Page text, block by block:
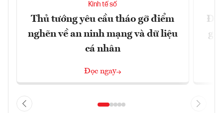
Kinh tế số
Thủ tướng yêu cầu tháo gỡ điểm
nghẽn về an ninh mạng và dữ liệu
cá nhân
Đọc ngay
Đề